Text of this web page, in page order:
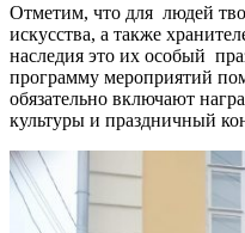
Отметим, что для людей
искусства, а также
наследия это их особый
программу мероприятий
обязательно включают
культуры и праздничный